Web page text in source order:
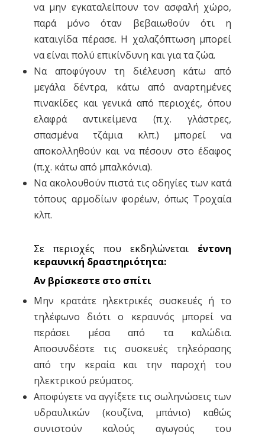
να μην εγκαταλείπουν τον ασφαλή χώρο,
παρά μόνο όταν βεβαιωθούν ότι η
καταιγίδα πέρασε. Η χαλαζόπτωση μπορεί
να είναι πολύ επικίνδυνη και για τα ζώα.
Να αποφύγουν τη διέλευση κάτω από
μεγάλα δέντρα, κάτω από αναρτημένες
πινακίδες και γενικά από περιοχές, όπου
ελαφρά αντικείμενα (π.χ. γλάστρες,
σπασμένα τζάμια κλπ.) μπορεί να
αποκολληθούν και να πέσουν στο έδαφος
(π.χ. κάτω από μπαλκόνια).
Να ακολουθούν πιστά τις οδηγίες των κατά
τόπους αρμοδίων φορέων, όπως Τροχαία
κλπ.
Σε περιοχές που εκδηλώνεται έντονη
κεραυνική δραστηριότητα:
Αν βρίσκεστε στο σπίτι
Μην κρατάτε ηλεκτρικές συσκευές ή το
τηλέφωνο διότι ο κεραυνός μπορεί να
περάσει μέσα από τα καλώδια.
Αποσυνδέστε τις συσκευές τηλεόρασης
από την κεραία και την παροχή του
ηλεκτρικού ρεύματος.
Αποφύγετε να αγγίξετε τις σωληνώσεις των
υδραυλικών (κουζίνα, μπάνιο) καθώς
συνιστούν καλούς αγωγούς του